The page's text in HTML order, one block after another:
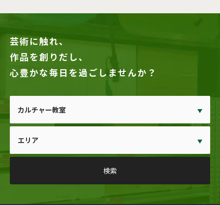
芸術に触れ、
作品を創りだし、
心豊かな毎日を過ごしませんか？